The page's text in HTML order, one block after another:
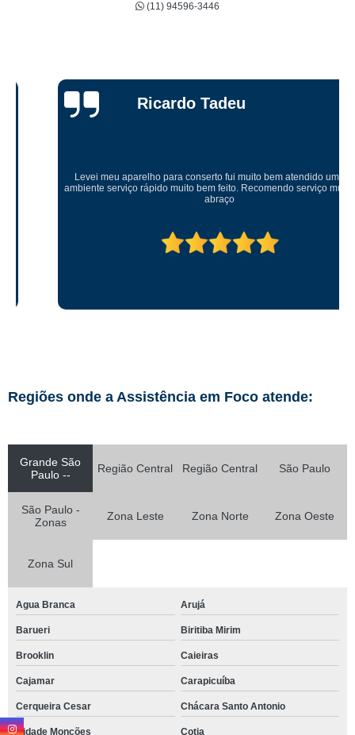
(11) 94596-3446
Ricardo Tadeu
Levei meu aparelho para conserto fui muito bem atendido um ótimo
ambiente serviço rápido muito bem feito. Recomendo serviço muito bom
Regiões onde a Assistência em Foco atende:
Grande São
Paulo --
Região Central Região Central São Paulo
São Paulo -
Zonas
Zona Leste Zona Norte Zona Oeste
Zona Sul
Agua Branca Arujá
Barueri Biritiba Mirim
Brooklin Caieiras
Cajamar Carapicuíba
Cerqueira Cesar Chácara Santo Antonio
Cidade Monções Cotia